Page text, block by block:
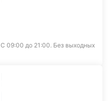
С 09:00 до 21:00. Без выходных